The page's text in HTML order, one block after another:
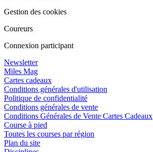
Gestion des cookies
Coureurs
Connexion participant
Newsletter
Miles Mag
Cartes cadeaux
Conditions générales d'utilisation
Politique de confidentialité
Conditions générales de vente
Conditions Générales de Vente Cartes Cadeaux
Course à pied
Toutes les courses par région
Plan du site